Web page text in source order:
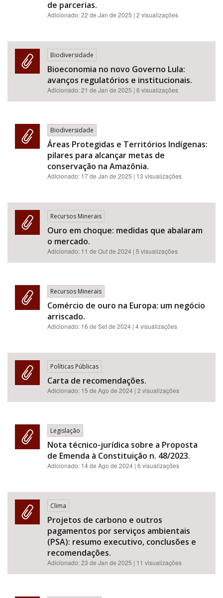
de parcerias.
Adicionado:22 de Jan de 2025 | 2 visualizações
Biodiversidade
Bioeconomia no novo Governo Lula:
avanços regulatórios e institucionais.
Adicionado:21 de Jan de 2025 | 6 visualizações
Biodiversidade
Áreas Protegidas e Territórios Indígenas:
pilares para alcançar metas de
conservação na Amazônia.
Adicionado: 17 de Jan de 2025 | 13 visualizações
Recursos Minerais
Ouro em choque: medidas que abalaram
o mercado.
Adicionado: 11 de Out de 2024 | 5 visualizações
Recursos Minerais
Comércio de ouro na Europa: um negócio
arriscado.
Adicionado: 16 de Set de 2024 | 4 visualizações
Políticas Públicas
Carta de recomendações.
Adicionado: 15 de Ago de 2024 | 2 visualizações
Legislação
Nota técnico-jurídica sobre a Proposta
de Emenda à Constituição n. 48/2023.
Adicionado: 14 de Ago de 2024 | 6 visualizações
Clima
Projetos de carbono e outros
pagamentos por serviços ambientais
(PSA): resumo executivo, conclusões e
recomendações.
Adicionado:23 de Jan de 2025 | 11 visualizações